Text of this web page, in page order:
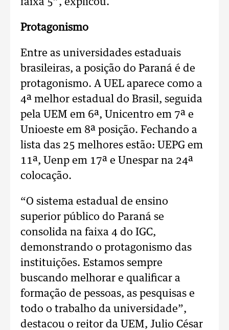
faixa 5”, explicou.
Protagonismo
Entre as universidades estaduais
brasileiras, a posição do Paraná é de
protagonismo. A UEL aparece como a
4ª melhor estadual do Brasil, seguida
pela UEM em 6ª, Unicentro em 7ª e
Unioeste em 8ª posição. Fechando a
lista das 25 melhores estão: UEPG em
11ª, Uenp em 17ª e Unespar na 24ª
colocação.
“O sistema estadual de ensino
superior público do Paraná se
consolida na faixa 4 do IGC,
demonstrando o protagonismo das
instituições. Estamos sempre
buscando melhorar e qualificar a
formação de pessoas, as pesquisas e
todo o trabalho da universidade”,
destacou o reitor da UEM, Julio César